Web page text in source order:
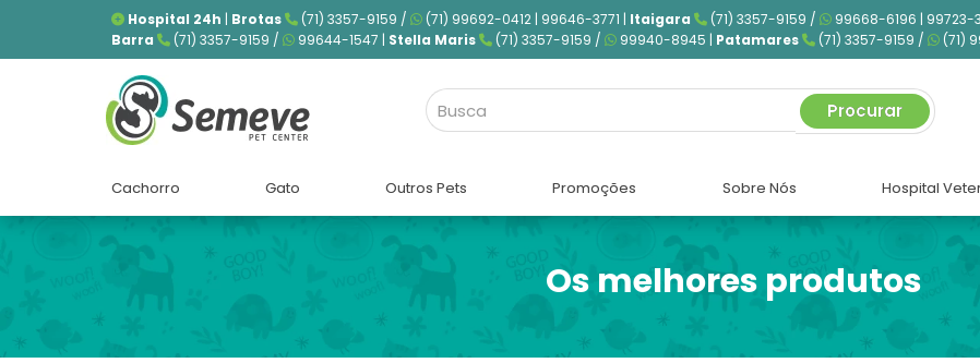
Hospital 24h | Brotas (71) 3357-9159 / (71) 99692-0412 | 99646-3771 | Itaigara (71) 3357-9159 /
99668-6196 | 99723-
Barra
(71) 3357-9159 / 99644-1547 | Stella Maris (71) 3357-9159 / 99940-8945 | Patamares (71) 3357-9159 / (71)
Procurar
Cachorro Gato Outros Pets Promoções Sobre Nós Hospital
Os melhores produtos